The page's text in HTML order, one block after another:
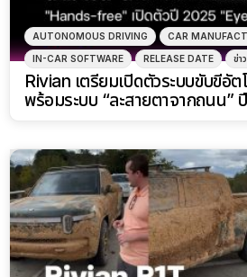
AUTONOMOUS DRIVING CAR
IN-CAR SOFTWARE RELEASE DATE ข่า
Rivian เตรียมเปิดตัวระบบขับขี่อั
พร้อมระบบ “ละสายตาจากถนน”